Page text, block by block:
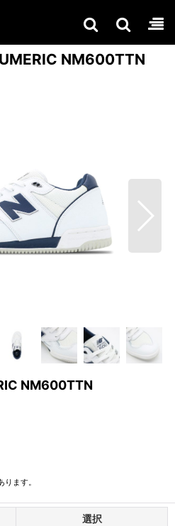
NM600TTN
NM600TTN
ます。
選択